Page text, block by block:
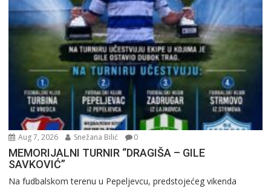
Aug 7, 2026 Snežana Bilić 0
MEMORIJALNI TURNIR “DRAGIŠA – GILE
SAVKOVIĆ”
Na fudbalskom terenu u Pepeljevcu, predstojećeg vikenda